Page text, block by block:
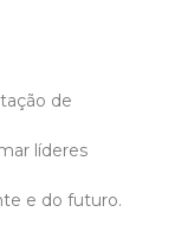
de
líderes
e do futuro.